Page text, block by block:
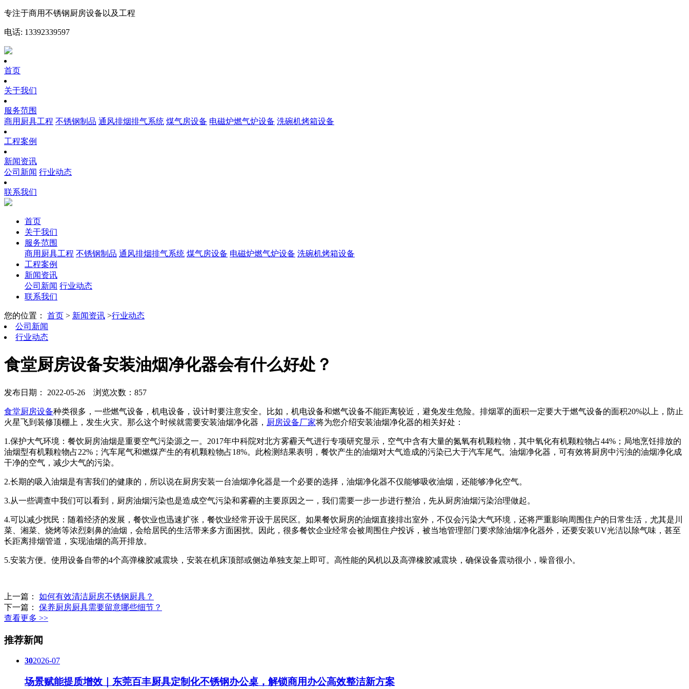
专注于商用不锈钢厨房设备以及工程
电话: 13392339597
首页
关于我们
服务范围
商用厨具工程 不锈钢制品 通风排烟排气系统 煤气房设备 电磁炉燃气炉设备 洗碗机烤箱设备
工程案例
新闻资讯
公司新闻 行业动态
联系我们
首页
关于我们
服务范围
商用厨具工程 不锈钢制品 通风排烟排气系统 煤气房设备 电磁炉燃气炉设备 洗碗机烤箱设备
工程案例
新闻资讯
公司新闻 行业动态
联系我们
您的位置： 首页 > 新闻资讯 >行业动态
公司新闻
行业动态
食堂厨房设备安装油烟净化器会有什么好处？
发布日期： 2022-05-26 浏览次数：857
食堂厨房设备种类很多，一些燃气设备，机电设备，设计时要注意安全。比如，机电设备和燃气设备不能距离较近，避免发生危险。排烟罩的面积一定要大于燃气设备的面积20%以上，防止
火星飞到装修顶棚上，发生火灾。那么这个时候就需要安装油烟净化器， 厨房设备厂家将为您介绍安装油烟净化器的相关好处：
1.保护大气环境：餐饮厨房油烟是重要空气污染源之一。2017年中科院对北方雾霾天气进行专项研究显示，空气中含有大量的氮氧有机颗粒物，其中氧化有机颗粒物占44%；局地烹饪排放的
油烟型有机颗粒物占22%；汽车尾气和燃煤产生的有机颗粒物占18%。此检测结果表明，餐饮产生的油烟对大气造成的污染已大于汽车尾气。油烟净化器，可有效将厨房中污浊的油烟净化成
干净的空气，减少大气的污染。
2.长期的吸入油烟是有害我们的健康的，所以说在厨房安装一台油烟净化器是一个必要的选择，油烟净化器不仅能够吸收油烟，还能够净化空气。
3.从一些调查中我们可以看到，厨房油烟污染也是造成空气污染和雾霾的主要原因之一，我们需要一步一步进行整治，先从厨房油烟污染治理做起。
4.可以减少扰民：随着经济的发展，餐饮业也迅速扩张，餐饮业经常开设于居民区。如果餐饮厨房的油烟直接排出室外，不仅会污染大气环境，还将严重影响周围住户的日常生活，尤其是川
菜、湘菜、烧烤等浓烈刺鼻的油烟，会给居民的生活带来多方面困扰。因此，很多餐饮企业经常会被周围住户投诉，被当地管理部门要求除油烟净化器外，还要安装UV光洁以除气味，甚至
长距离排烟管道，实现油烟的高开排放。
5.安装方便。使用设备自带的4个高弹橡胶减震块，安装在机床顶部或侧边单独支架上即可。高性能的风机以及高弹橡胶减震块，确保设备震动很小，噪音很小。
上一篇： 如何有效清洁厨房不锈钢厨具？
下一篇： 保养厨房厨具需要留意哪些细节？
查看更多 >>
推荐新闻
302026-07
场景赋能提质增效｜东莞百丰厨具定制化不锈钢办公桌，解锁商用办公高效整洁新方案